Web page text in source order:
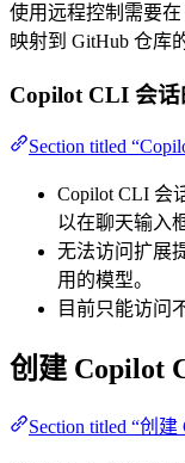
使用远程控制需要在
映射到 GitHub 仓库
Copilot CLI 会话
Section titled
Copilot CLI 会
以在聊天输入
无法访问扩展
用的模型。
目前只能访问
创建 Copilot
Section titled “创